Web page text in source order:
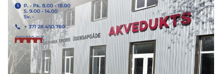
Bizness
Video
Vieta